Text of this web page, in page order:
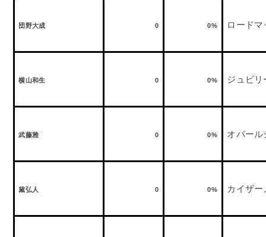
団野大成 0 0% ロードマ
横山和生 0 0% ジュビリ
武藤雅 0 0% オパール
黛弘人 0 0% カイザ